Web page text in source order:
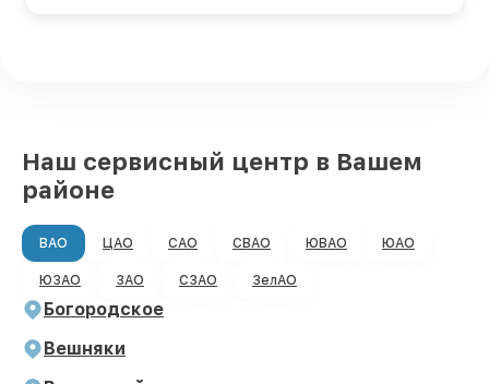
Наш сервисный центр в Вашем
районе
ВАО ЦАО САО СВАО ЮВАО ЮАО
ЮЗАО ЗАО СЗАО ЗелАО
Богородское
Вешняки